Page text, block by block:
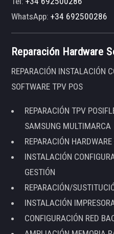
WhatsApp:+34 692500286
Reparación Hardware
REPARACIÓN INSTALACIÓN
SOFTWARE TPV POS
REPARACIÓN TPV
SAMSUNG MULTIMARCA
REPARACIÓN
INSTALACIÓN
GESTIÓN
REPARACIÓN/
INSTALACIÓN
CONFIGURACIÓN RED